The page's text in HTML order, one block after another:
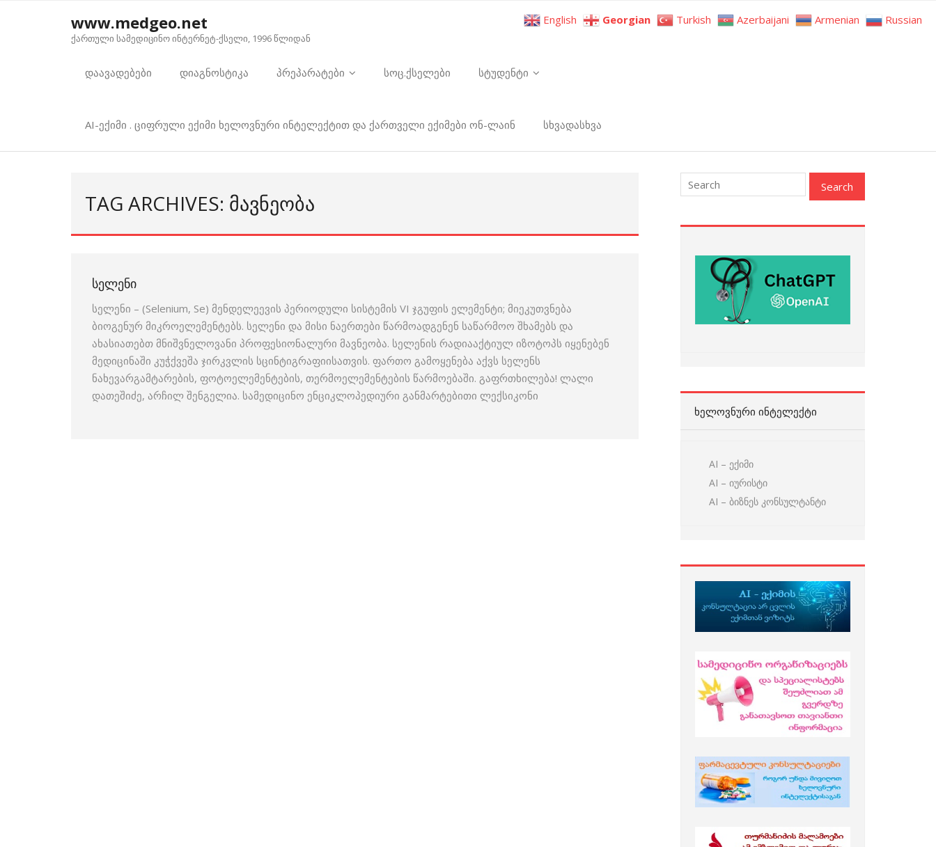
www.medgeo.net
ქართული სამედიცინო ინტერნეტ-ქსელი, 1996 წლიდან
დაავადებები დიაგნოსტიკა პრეპარატები სოც.ქსელები სტუდენტი
AI-ექიმი . ციფრული ექიმი ხელოვნური ინტელექტით და ქართველი ექიმები ონ-ლაინ სხვადასხვა
TAG ARCHIVES: ᲛᲐᲕᲜᲔᲝᲑᲐ
ᲡᲔᲚᲔᲜᲘ
სელენი – (Selenium, Se) მენდელეევის პერიოდული სისტემის VI ჯგუფის ელემენტი; მიეკუთვნება
ბიოგენურ მიკროელემენტებს. სელენი და მისი ნაერთები წარმოადგენენ საწარმოო შხამებს და
ახასიათებთ მნიშვნელოვანი პროფესიონალური მავნეობა. სელენის რადიააქტიულ იზოტოპს იყენებენ
მედიცინაში კუჭქვეშა ჯირკვლის სცინტიგრაფიისათვის. ფართო გამოყენება აქვს სელენს
ნახევარგამტარების, ფოტოელემენტების, თერმოელემენტების წარმოებაში. გაფრთხილება! ლალი
დათეშიძე, არჩილ შენგელია. სამედიცინო ენციკლოპედიური განმარტებითი ლექსიკონი
ᲮᲔᲚᲝᲕᲜᲣᲠᲘ ᲘᲜᲢᲔᲚᲔᲥᲢᲘ
AI – ექიმი
AI – იურისტი
AI – ბიზნეს კონსულტანტი
English Georgian Turkish Azerbaijani Armenian Russian